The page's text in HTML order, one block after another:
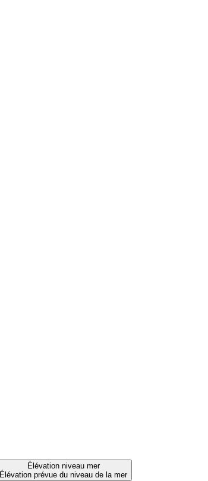
Élévation niveau mer
Élévation prévue du niveau de la mer